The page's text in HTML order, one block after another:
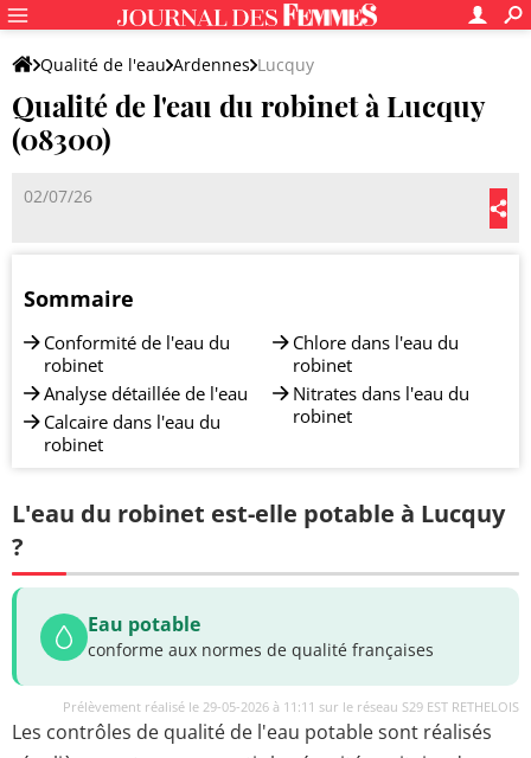
Qualité de l'eau Ardennes Lucquy
Qualité de l'eau du robinet à Lucquy
(08300)
02/07/26
Sommaire
Conformité de l'eau du
robinet
Analyse détaillée de l'eau
Calcaire dans l'eau du
robinet
Chlore dans l'eau du
robinet
Nitrates dans l'eau du
robinet
L'eau du robinet est-elle potable à Lucquy
?
Eau potable
conforme aux normes de qualité françaises
Prélèvement réalisé le 29-05-2026 à 11:11 sur le réseau S29 EST RETHELOIS
Les contrôles de qualité de l'eau potable sont réalisés